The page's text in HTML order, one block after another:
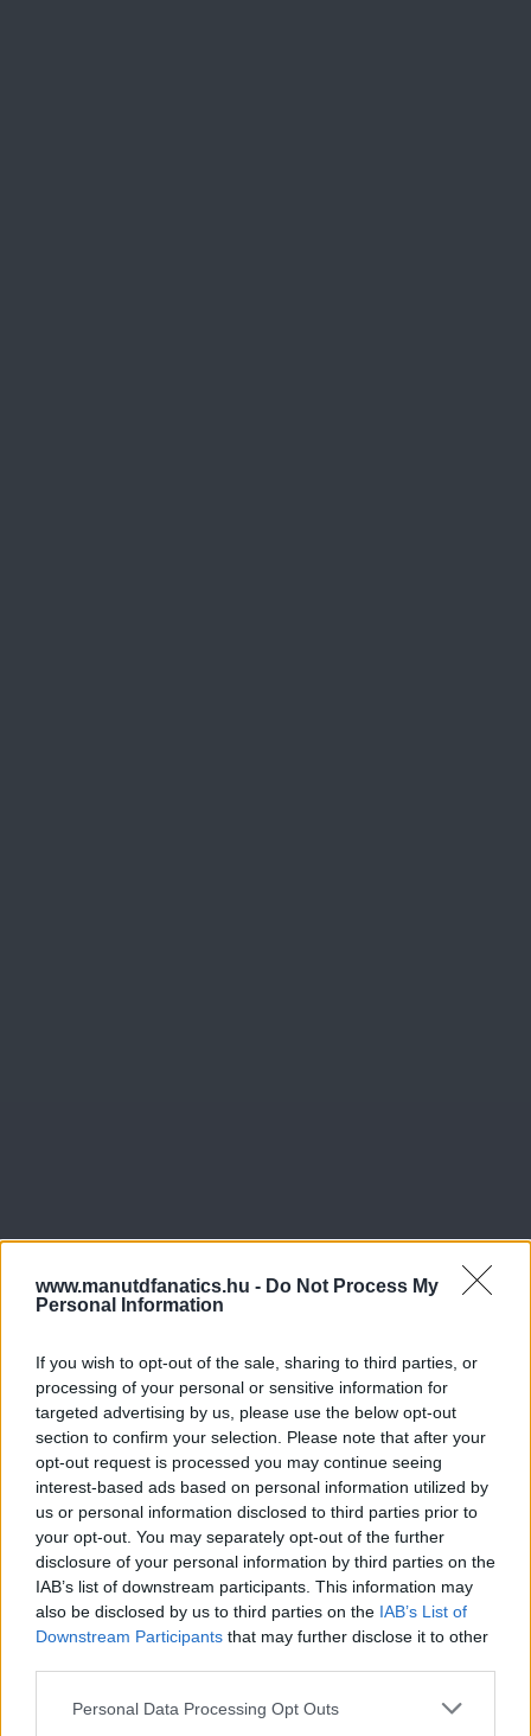
www.manutdfanatics.hu - Do Not Process My
Personal Information
If you wish to opt-out of the sale, sharing to third parties, or
processing of your personal or sensitive information for
targeted advertising by us, please use the below opt-out
section to confirm your selection. Please note that after your
opt-out request is processed you may continue seeing
interest-based ads based on personal information utilized by
us or personal information disclosed to third parties prior to
your opt-out. You may separately opt-out of the further
disclosure of your personal information by third parties on the
IAB’s list of downstream participants. This information may
also be disclosed by us to third parties on the IAB’s List of
Downstream Participants that may further disclose it to other
Please note that this website/app uses one or more Google
Personal Data Processing Opt Outs